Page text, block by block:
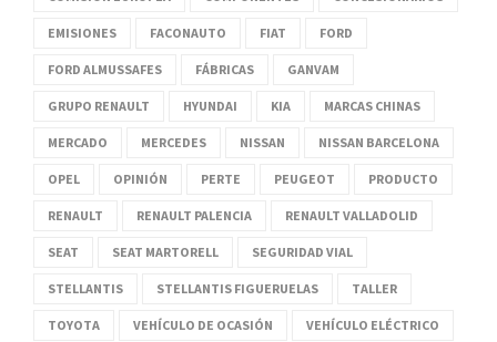
EMISIONES FACONAUTO FIAT FORD
FORD ALMUSSAFES FÁBRICAS GANVAM
GRUPO RENAULT HYUNDAI KIA MARCAS CHINAS
MERCADO MERCEDES NISSAN NISSAN BARCELONA
OPEL OPINIÓN PERTE PEUGEOT PRODUCTO
RENAULT RENAULT PALENCIA RENAULT VALLADOLID
SEAT SEAT MARTORELL SEGURIDAD VIAL
STELLANTIS STELLANTIS FIGUERUELAS TALLER
TOYOTA VEHÍCULO DE OCASIÓN VEHÍCULO ELÉCTRICO